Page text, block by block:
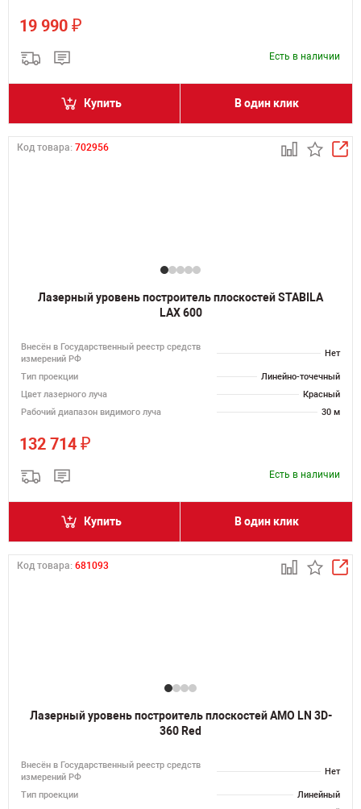
19 990 ₽
Есть в наличии
Купить В один клик
Код товара: 702956
Лазерный уровень построитель плоскостей STABILA
LAX 600
Внесён в Государственный реестр средств
измерений РФ
Нет
Тип проекции
Линейно-точечный
Цвет лазерного луча
Красный
Рабочий диапазон видимого луча
30 м
132 714 ₽
Есть в наличии
Купить В один клик
Код товара: 681093
Лазерный уровень построитель плоскостей AMO LN 3D-
360 Red
Внесён в Государственный реестр средств
измерений РФ
Нет
Тип проекции
Линейный